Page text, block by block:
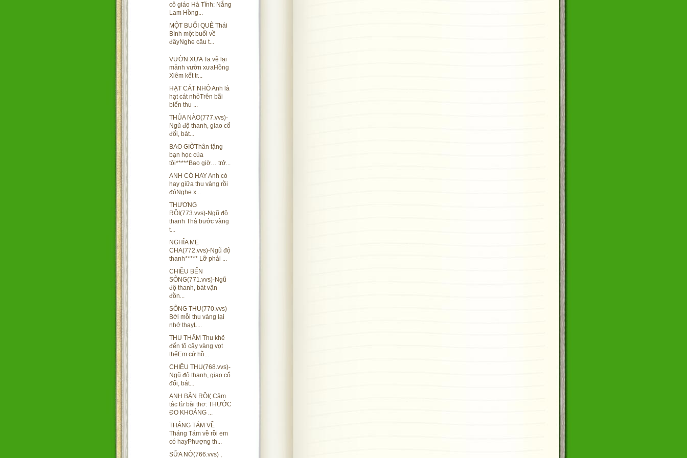
cô giáo Hà Tĩnh: Nắng
Lam Hồng...
MỘT BUỔI QUÊ Thái
Bình một buổi về
đâyNghe câu t...
VƯỜN XƯA Ta về lại
mảnh vườn xưaHồng
Xiêm kết tr...
HẠT CÁT NHỎ Anh là
hạt cát nhỏTrên bãi
biển thu ...
THỦA NÀO(777.vvs)-
Ngũ độ thanh, giao cổ
đối, bát...
BAO GIỜThân tặng
bạn học của
tôi*****Bao giờ… trở...
ANH CÓ HAY Anh có
hay giữa thu vàng rồi
đóNghe x...
THƯƠNG
RỒI(773.vvs)-Ngũ độ
thanh Thả bước vàng
t...
NGHĨA MẸ
CHA(772.vvs)-Ngũ độ
thanh***** Lỡ phải ...
CHIỀU BẾN
SÔNG(771.vvs)-Ngũ
độ thanh, bát vận
đồn...
SÔNG THU(770.vvs)
Bởi mỗi thu vàng lại
nhớ thayL...
THU THẮM Thu khẽ
đến tô cây vàng vọt
thếEm cứ hồ...
CHIỀU THU(768.vvs)-
Ngũ độ thanh, giao cổ
đối, bát...
ANH BẬN RỒI( Cảm
tác từ bài thơ: THƯỚC
ĐO KHOẢNG ...
THÁNG TÁM VỀ
Tháng Tám về rồi em
có hayPhượng th...
SỮA NỞ(766.vvs) ,